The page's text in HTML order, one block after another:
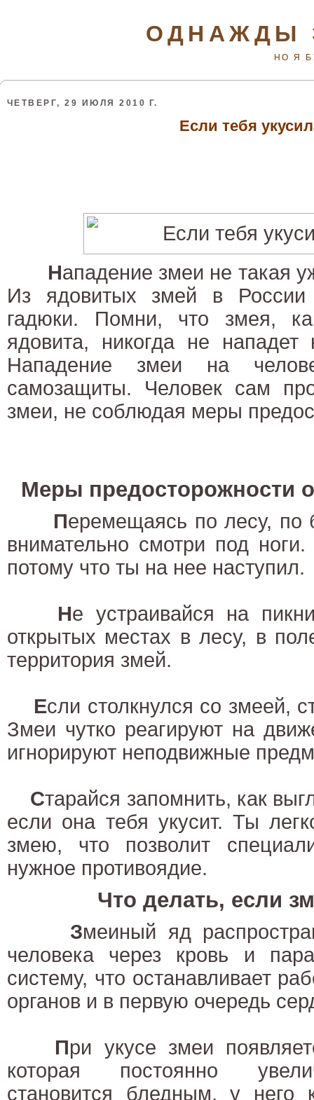
ОДНАЖДЫ
НО Я
ЧЕТВЕРГ, 29 ИЮЛЯ 2010 Г.
Если тебя
Нападение змеи не такая
Из ядовитых змей в России
гадюки. Помни, что змея,
ядовита, никогда не нападет
Нападение змеи на
самозащиты. Человек сам
змеи, не соблюдая меры
Меры предосторожности
Перемещаясь по лесу, по
внимательно смотри под
потому что ты на нее наступил.
Не устраивайся на
открытых местах в лесу, в
территория змей.
Если столкнулся со змеей,
Змеи чутко реагируют на
игнорируют неподвижные
Старайся запомнить, как
если она тебя укусит. Ты
змею, что позволит
нужное противоядие.
Что делать, если
Змеиный яд
человека через кровь и
систему, что останавливает
органов и в первую очередь
При укусе змеи
которая постоянно
становится бледным, у него